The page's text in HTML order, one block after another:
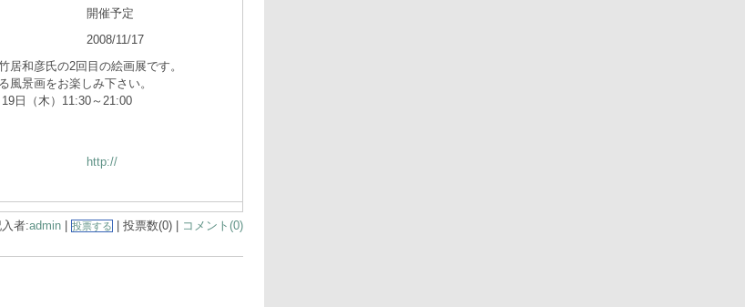
開催予定
2008/11/17
和彦氏の2回目の絵画展です。
景画をお楽しみ下さい。
日（木）11:30～21:00
http://
者:admin 投票する | 投票数(0) | コメント(0)